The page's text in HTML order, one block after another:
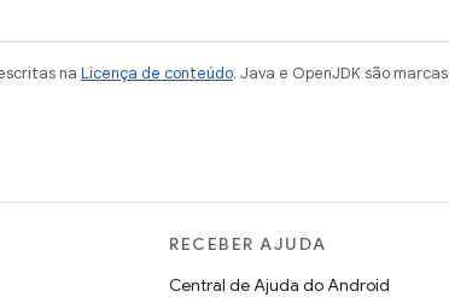
na Licença de conteúdo. Java e OpenJDK são marcas
RECEBER AJUDA
Central de Ajuda do Android